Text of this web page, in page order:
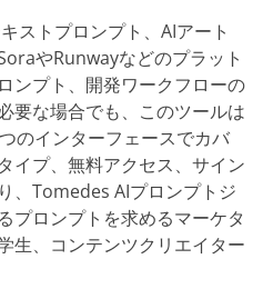
ストプロンプト、AIアート
やRunwayなどのプラット
ンプト、開発ワークフローの
要な場合でも、このツールは
のインターフェースでカバ
イプ、無料アクセス、サイン
、Tomedes AIプロンプトジ
プロンプトを求めるマーケタ
生、コンテンツクリエイター